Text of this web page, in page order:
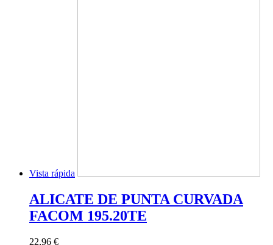
Vista rápida
ALICATE DE PUNTA CURVADA
FACOM 195.20TE
22,96 €